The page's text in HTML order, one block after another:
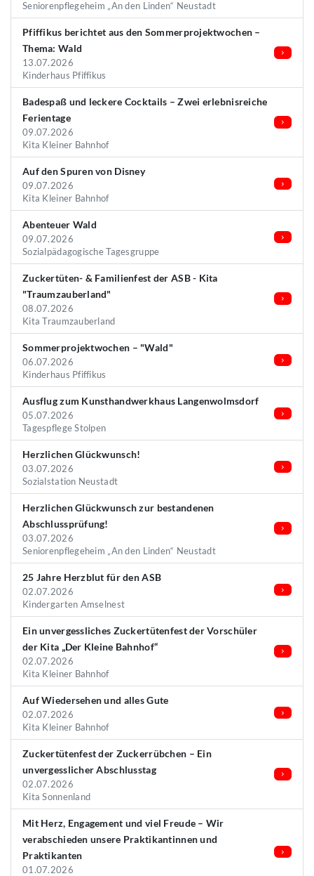
Seniorenpflegeheim „An den Linden“ Neustadt
Pfiffikus berichtet aus den Sommerprojektwochen –
Thema: Wald
13.07.2026
Kinderhaus Pfiffikus
Badespaß und leckere Cocktails – Zwei erlebnisreiche
Ferientage
09.07.2026
Kita Kleiner Bahnhof
Auf den Spuren von Disney
09.07.2026
Kita Kleiner Bahnhof
Abenteuer Wald
09.07.2026
Sozialpädagogische Tagesgruppe
Zuckertüten- & Familienfest der ASB - Kita
"Traumzauberland"
08.07.2026
Kita Traumzauberland
Sommerprojektwochen – "Wald"
06.07.2026
Kinderhaus Pfiffikus
Ausflug zum Kunsthandwerkhaus Langenwolmsdorf
05.07.2026
Tagespflege Stolpen
Herzlichen Glückwunsch!
03.07.2026
Sozialstation Neustadt
Herzlichen Glückwunsch zur bestandenen
Abschlussprüfung!
03.07.2026
Seniorenpflegeheim „An den Linden“ Neustadt
25 Jahre Herzblut für den ASB
02.07.2026
Kindergarten Amselnest
Ein unvergessliches Zuckertütenfest der Vorschüler
der Kita „Der Kleine Bahnhof“
02.07.2026
Kita Kleiner Bahnhof
Auf Wiedersehen und alles Gute
02.07.2026
Kita Kleiner Bahnhof
Zuckertütenfest der Zuckerrübchen – Ein
unvergesslicher Abschlusstag
02.07.2026
Kita Sonnenland
Mit Herz, Engagement und viel Freude – Wir
verabschieden unsere Praktikantinnen und
Praktikanten
01.07.2026